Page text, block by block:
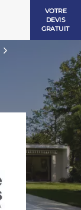
VOTRE
DEVIS
GRATUIT